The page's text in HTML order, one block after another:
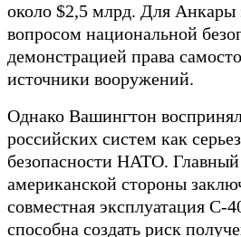
около $2,5 млрд. Для Анкары
вопросом национальной
демонстрацией права
источники вооружений.
Однако Вашингтон
российских систем как
безопасности НАТО.
американской стороны
совместная эксплуатация С-
способна создать риск